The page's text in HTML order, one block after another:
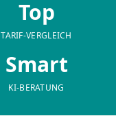
Top
TARIF-VERGLEICH
Smart
KI-BERATUNG